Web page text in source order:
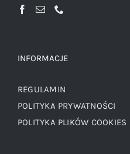
INFORMACJE
REGULAMIN
POLITYKA PRYWATNOŚCI
POLITYKA PLIKÓW COOKIES